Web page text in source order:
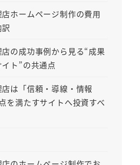
ホームページ制作の費用
の成功事例から見る“成果
ト”の共通点
は「信頼・導線・情報
を満たすサイトへ投資すべ